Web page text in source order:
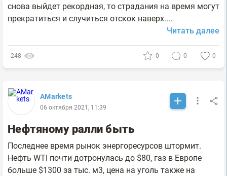
снова выйдет рекордная, то страдания на время могут
прекратиться и случиться отскок наверх....
Читать далее
248 0 0 0
AMarkets
06 октября 2021, 11:39
Нефтяному ралли быть
Последнее время рынок энергоресурсов штормит.
Нефть WTI почти дотронулась до $80, газ в Европе
больше $1300 за тыс. м3, цена на уголь также на